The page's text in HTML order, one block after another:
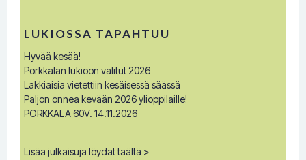
LUKIOSSA TAPAHTUU
Hyvää kesää!
Porkkalan lukioon valitut 2026
Lakkiaisia vietettiin kesäisessä säässä
Paljon onnea kevään 2026 ylioppilaille!
PORKKALA 60V. 14.11.2026
Lisää julkaisuja löydät täältä >